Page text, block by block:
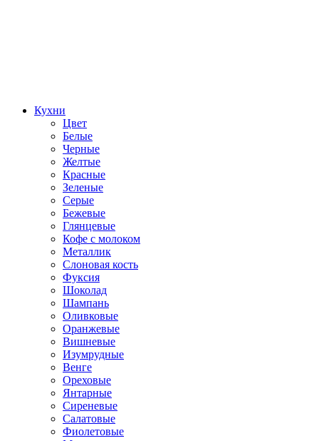
Кухни
Цвет
Белые
Черные
Желтые
Красные
Зеленые
Серые
Бежевые
Глянцевые
Кофе с молоком
Металлик
Слоновая кость
Фуксия
Шоколад
Шампань
Оливковые
Оранжевые
Вишневые
Изумрудные
Венге
Ореховые
Янтарные
Сиреневые
Салатовые
Фиолетовые